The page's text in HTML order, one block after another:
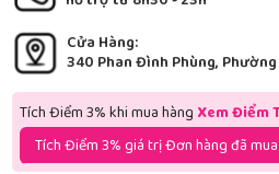
Cửa Hàng:
340 Phan Đình Phùng, Phường
Tích Điểm 3% khi mua hàng Xem Điểm
Tích Điểm 3% giá trị Đơn hàng đã mua